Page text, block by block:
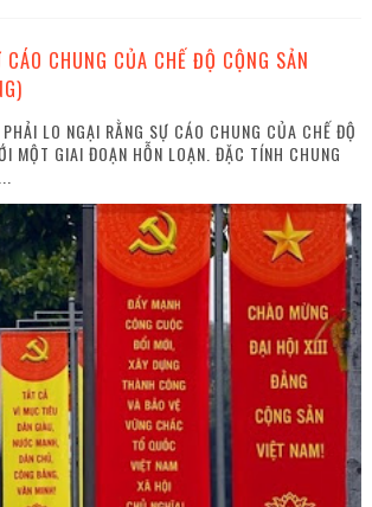
CHUNG CỦA CHẾ ĐỘ CỘNG SẢN
LO NGẠI RẰNG SỰ CÁO CHUNG CỦA CHẾ ĐỘ
MỘT GIAI ĐOẠN HỖN LOẠN. ĐẶC TÍNH CHUNG